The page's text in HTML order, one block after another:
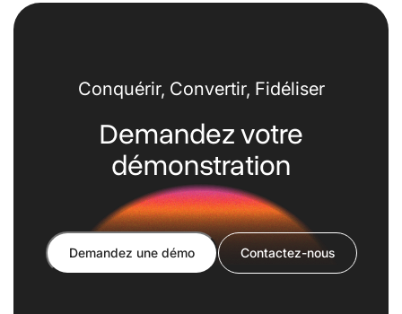
Conquérir, Convertir, Fidéliser
Demandez votre
démonstration
Demandez une démo Contactez-nous